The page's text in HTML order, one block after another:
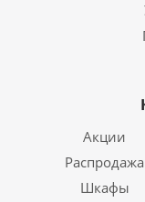
Акции
Распродажа
Шкафы